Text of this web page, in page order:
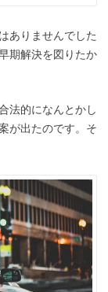
ありませんでした
期解決を図りたか
法的になんとかし
が出たのです。そ